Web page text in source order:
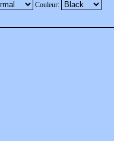
Couleur: